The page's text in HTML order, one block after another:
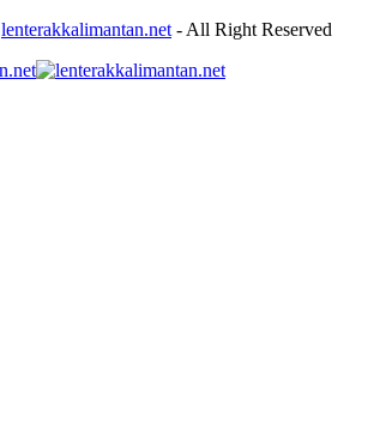
lenterakkalimantan.net - All Right Reserved